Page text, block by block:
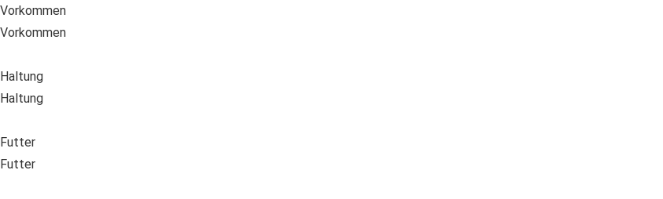
Vorkommen
Vorkommen
Haltung
Haltung
Futter
Futter